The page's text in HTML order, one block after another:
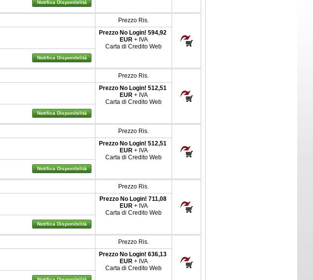
Notifica Disponibilità
Prezzo Ris.
Prezzo No Login! 594,92
EUR + IVA
Carta di Credito Web
Notifica Disponibilità
Prezzo Ris.
Prezzo No Login! 512,51
EUR + IVA
Carta di Credito Web
Notifica Disponibilità
Prezzo Ris.
Prezzo No Login! 512,51
EUR + IVA
Carta di Credito Web
Notifica Disponibilità
Prezzo Ris.
Prezzo No Login! 711,08
EUR + IVA
Carta di Credito Web
Notifica Disponibilità
Prezzo Ris.
Prezzo No Login! 636,13
EUR + IVA
Carta di Credito Web